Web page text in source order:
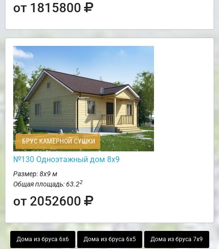
от 1815800
БРУС КАМЕРНОЙ СУШКИ
№130 Одноэтажный дом 8х9
Размер: 8х9 м
Общая площадь: 63.22
от 2052600
Дома из бруса 6х6 Дома из бруса 6х5 Дома из бруса 7х9